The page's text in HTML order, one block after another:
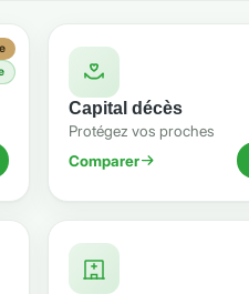
Capital décès
Protégez vos proches
Comparer